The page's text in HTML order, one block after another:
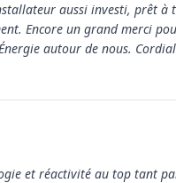
aussi investi, prêt
Encore un grand merci
autour de nous.
et réactivité au top tant